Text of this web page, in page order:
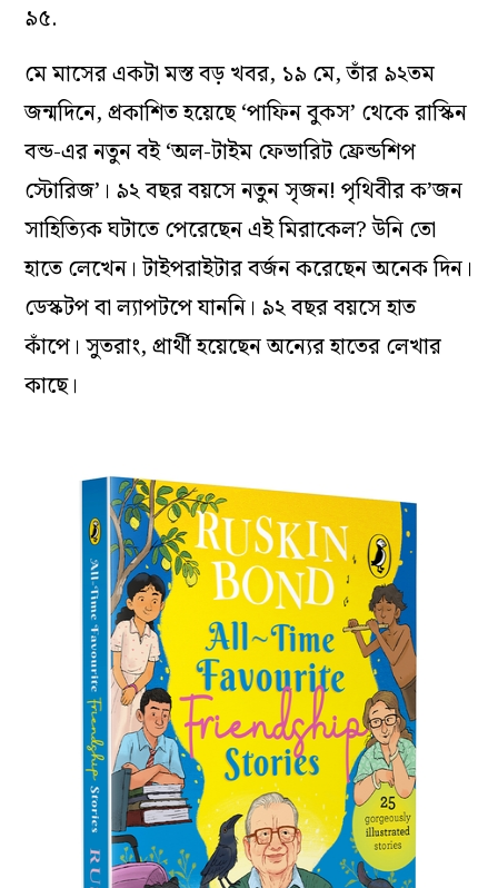
৯৫.
মে মাসের একটা মস্ত বড় খবর, ১৯ মে, তাঁর ৯২তম
জন্মদিনে, প্রকাশিত হয়েছে ‘পাফিন বুকস’ থেকে রাস্কিন
বন্ড-এর নতুন বই ‘অল-টাইম ফেভারিট ফ্রেন্ডশিপ
স্টোরিজ’। ৯২ বছর বয়সে নতুন সৃজন! পৃথিবীর ক’জন
সাহিত্যিক ঘটাতে পেরেছেন এই মিরাকেল? উনি তো
হাতে লেখেন। টাইপরাইটার বর্জন করেছেন অনেক দিন।
ডেস্কটপ বা ল্যাপটপে যাননি। ৯২ বছর বয়সে হাত
কাঁপে। সুতরাং, প্রার্থী হয়েছেন অন্যের হাতের লেখার
কাছে।